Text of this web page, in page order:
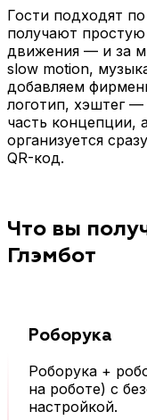
Зелёный фон +
на бренд-
фон, логотипы.
аккуратный
сделать бренд-
без сложного
Hyperlapse
эффект с
контента
в мессенджер —
быстро, без
при стабильном
Гости подходят
получают
движения — и за
slow motion,
добавляем
логотип, хэштег
часть концепции,
организуется
QR-код.
Что вы
Глэмбот
Роборука
Роборука +
на роботе) с
настройкой.